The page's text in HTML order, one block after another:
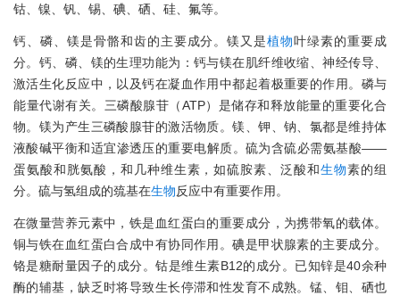
钴、镍、钒、锡、碘、硒、硅、氟等。
钙、磷、镁是骨骼和齿的主要成分。镁又是植物叶绿素的重要成
分。钙、磷、镁的生理功能为：钙与镁在肌纤维收缩、神经传导、
激活生化反应中，以及钙在凝血作用中都起着极重要的作用。磷与
能量代谢有关。三磷酸腺苷（ATP）是储存和释放能量的重要化合
物。镁为产生三磷酸腺苷的激活物质。镁、钾、钠、氯都是维持体
液酸碱平衡和适宜渗透压的重要电解质。硫为含硫必需氨基酸——
蛋氨酸和胱氨酸，和几种维生素，如硫胺素、泛酸和生物素的组
分。硫与氢组成的巯基在生物反应中有重要作用。
在微量营养元素中，铁是血红蛋白的重要成分，为携带氧的载体。
铜与铁在血红蛋白合成中有协同作用。碘是甲状腺素的主要成分。
铬是糖耐量因子的成分。钴是维生素B12的成分。已知锌是40余种
酶的辅基，缺乏时将导致生长停滞和性发育不成熟。锰、钼、硒也